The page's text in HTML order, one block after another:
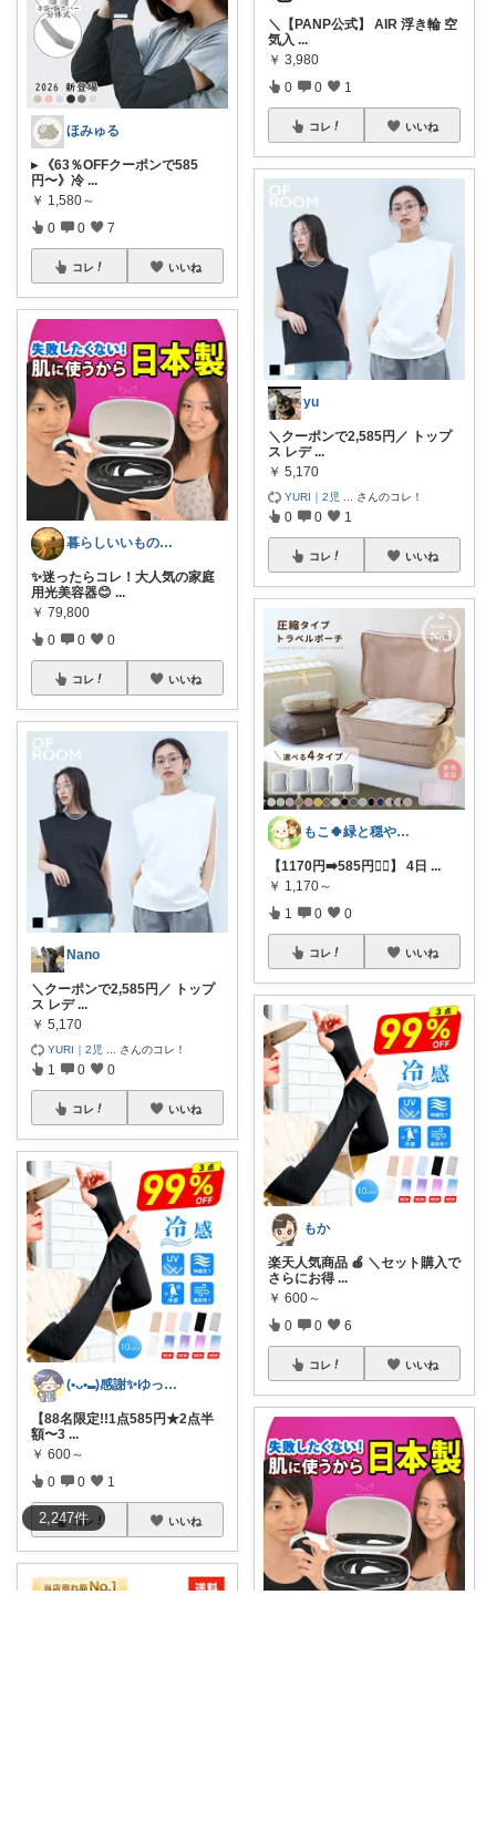
2,247件
ほみゅる
▸ 《63％OFFクーポンで585
円〜》冷 ...
￥ 1,580～
0 0 7
コレ いいね
暮らしいいものROOM
✨迷ったらコレ！大人気の家庭
用光美容器😊 ...
￥ 79,800
0 0 0
コレ いいね
Nano
＼クーポンで2,585円／ トップ
ス レデ ...
￥ 5,170
YURI｜2児 さんのコレ！
1 0 0
コレ いいね
(•ᴗ•⑉)感謝✨ゆっくりお買物 ココア
【88名限定!!1点585円★2点半
額〜3 ...
￥ 600～
0 0 1
コレ いいね
＼【PANP公式】 AIR 浮き輪 空
気入 ...
￥ 3,980
0 0 1
コレ いいね
yu
＼クーポンで2,585円／ トップ
ス レデ ...
￥ 5,170
YURI｜2児 さんのコレ！
0 0 1
コレ いいね
もこ🍀緑と穏やかなくらし🐑🍀
【1170円➡️585円︎❤️‍🔥】 4日 ...
￥ 1,170～
1 0 0
コレ いいね
もか
楽天人気商品 🍎 ＼セット購入で
さらにお得 ...
￥ 600～
0 0 6
コレ いいね